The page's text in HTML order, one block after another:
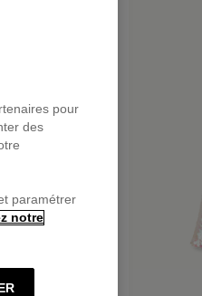
pour
des
paramétrer
notre